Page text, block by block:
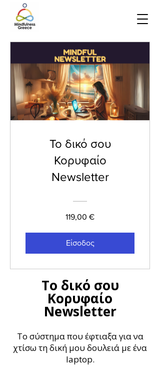
Το δικό σου
Κορυφαίο
Newsletter
119,00 €
Είσοδος
Το δικό σου
Κορυφαίο
Newsletter
Το σύστημα που έφτιαξα για να
χτίσω τη δική μου δουλειά με ένα
laptop.